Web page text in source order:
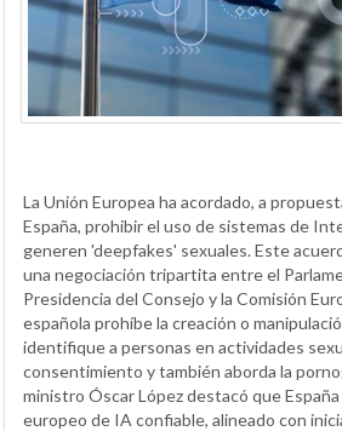
La Unión Europea ha acordado, a
España, prohibir el uso de sistemas de
generen 'deepfakes' sexuales. Este
una negociación tripartita entre el
Presidencia del Consejo y la Comisión
española prohíbe la creación o
identifique a personas en actividades
consentimiento y también aborda la
ministro Óscar López destacó que
europeo de IA confiable, alineado con